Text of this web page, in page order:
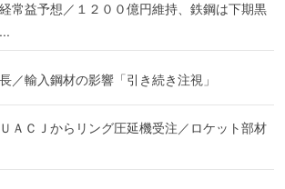
常益予想／１２００億円維持、鉄鋼は下期黒
／輸入鋼材の影響「引き続き注視」
ＡＣＪからリング圧延機受注／ロケット部材